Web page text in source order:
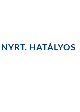
HATÁLYOS